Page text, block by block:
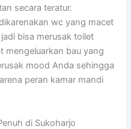
secara teratur.
wc yang macet
bisa merusak toilet
mengeluarkan bau yang
mood Anda sehingga
peran kamar mandi
di Sukoharjo